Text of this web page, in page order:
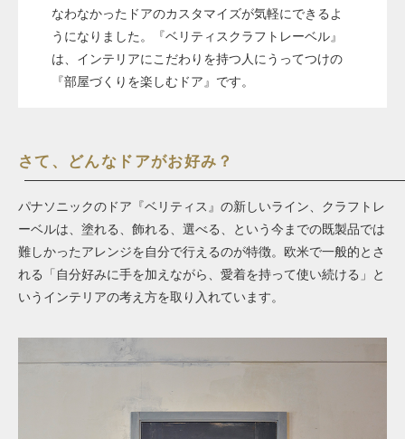
なわなかったドアのカスタマイズが気軽にできるよ
うになりました。『ベリティスクラフトレーベル』
は、インテリアにこだわりを持つ人にうってつけの
『部屋づくりを楽しむドア』です。
さて、どんなドアがお好み？
パナソニックのドア『ベリティス』の新しいライン、クラフトレ
ーベルは、塗れる、飾れる、選べる、という今までの既製品では
難しかったアレンジを自分で行えるのが特徴。欧米で一般的とさ
れる「自分好みに手を加えながら、愛着を持って使い続ける」と
いうインテリアの考え方を取り入れています。